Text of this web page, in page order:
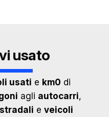
usato
usati e km0 di
agli autocarri,
e veicoli